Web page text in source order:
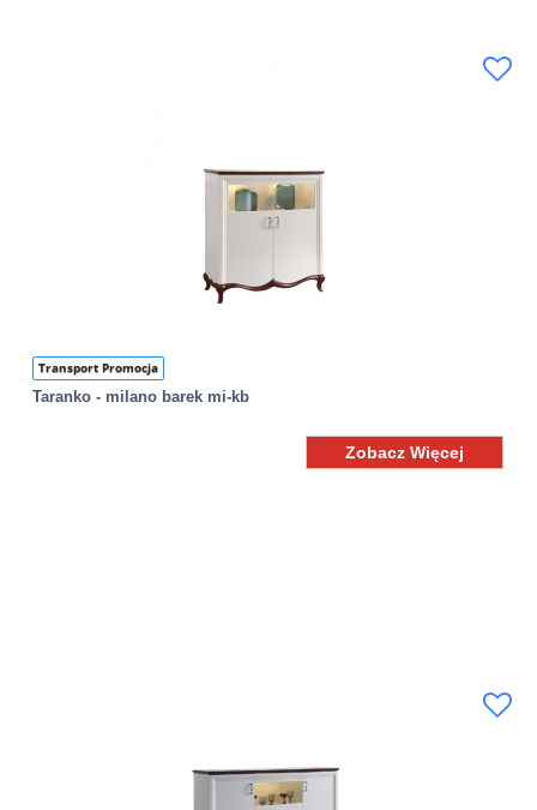
Transport Promocja
Taranko - milano barek mi-kb
Zobacz Więcej